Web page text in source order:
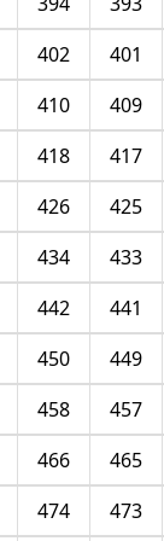
401
402
409
410
417
418
425
426
433
434
441
442
449
450
457
458
465
466
473
474